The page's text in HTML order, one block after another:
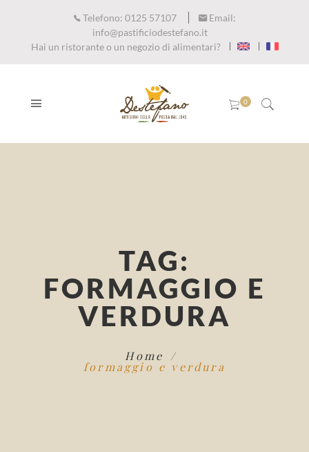
Telefono: 0125 57107
Email:
info@pastificiodestefano.it
Hai un ristorante o un negozio di alimentari?
TAG:
FORMAGGIO E
VERDURA
Home
formaggio e verdura